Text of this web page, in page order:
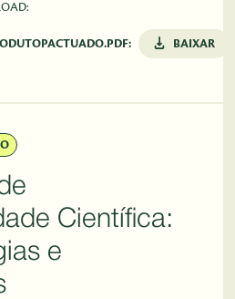
BAIXAR
Científica:
e